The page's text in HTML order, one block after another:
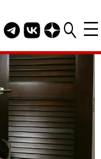
Telegram канал
Группа HELLO
Канал